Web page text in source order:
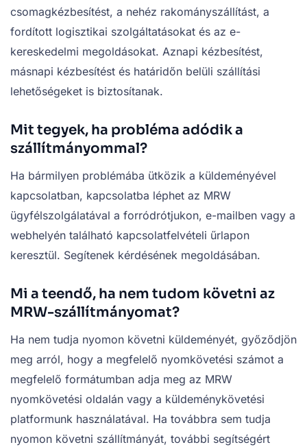
csomagkézbesítést, a nehéz rakományszállítást, a
fordított logisztikai szolgáltatásokat és az e-
kereskedelmi megoldásokat. Aznapi kézbesítést,
másnapi kézbesítést és határidőn belüli szállítási
lehetőségeket is biztosítanak.
Mit tegyek, ha probléma adódik a
szállítmányommal?
Ha bármilyen problémába ütközik a küldeményével
kapcsolatban, kapcsolatba léphet az MRW
ügyfélszolgálatával a forródrótjukon, e-mailben vagy a
webhelyén található kapcsolatfelvételi űrlapon
keresztül. Segítenek kérdésének megoldásában.
Mi a teendő, ha nem tudom követni az
MRW-szállítmányomat?
Ha nem tudja nyomon követni küldeményét, győződjön
meg arról, hogy a megfelelő nyomkövetési számot a
megfelelő formátumban adja meg az MRW
nyomkövetési oldalán vagy a küldeménykövetési
platformunk használatával. Ha továbbra sem tudja
nyomon követni szállítmányát, további segítségért